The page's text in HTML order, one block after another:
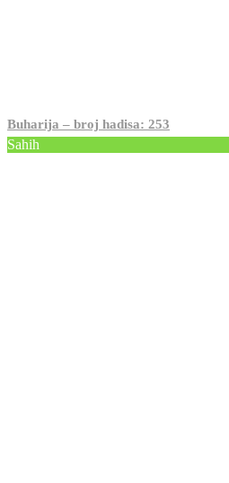
Buharija – broj hadisa: 253
Sahih